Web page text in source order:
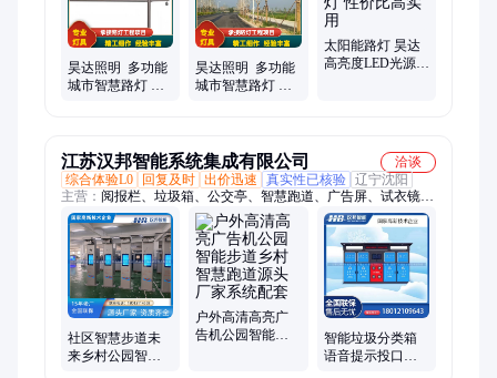
昊达照明 多功能
城市智慧路灯 户
昊达照明 多功能
城市智慧路灯 户
太阳能路灯 昊达
高亮度LED光源照
江苏汉邦智能系统集成有限公司
洽谈
综合体验L0
回复及时 出价迅速 真实性已核验 辽宁沈阳
主营： 阅报栏、垃圾箱、公交亭、智慧跑道、广告屏、试衣镜、
高亮屏、宣传栏、查询机、广告机、回收箱、触摸屏、液晶屏、
全彩屏、公交站台、电子站牌、数字标牌、户外液晶、回收设
备、电子路牌
社区智慧步道未
来乡村公园智慧
户外高清高亮广
告机公园智能步
智能垃圾分类箱
语音提示投口可